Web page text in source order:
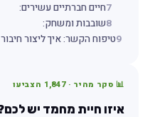
7חיים חברתיים עשירים:
8שובבות ומשחק:
9טיפוח הקשר: איך ליצור
📊 סקר מהיר · 1,847הצביעו
איזו חיית מחמד יש לכם?